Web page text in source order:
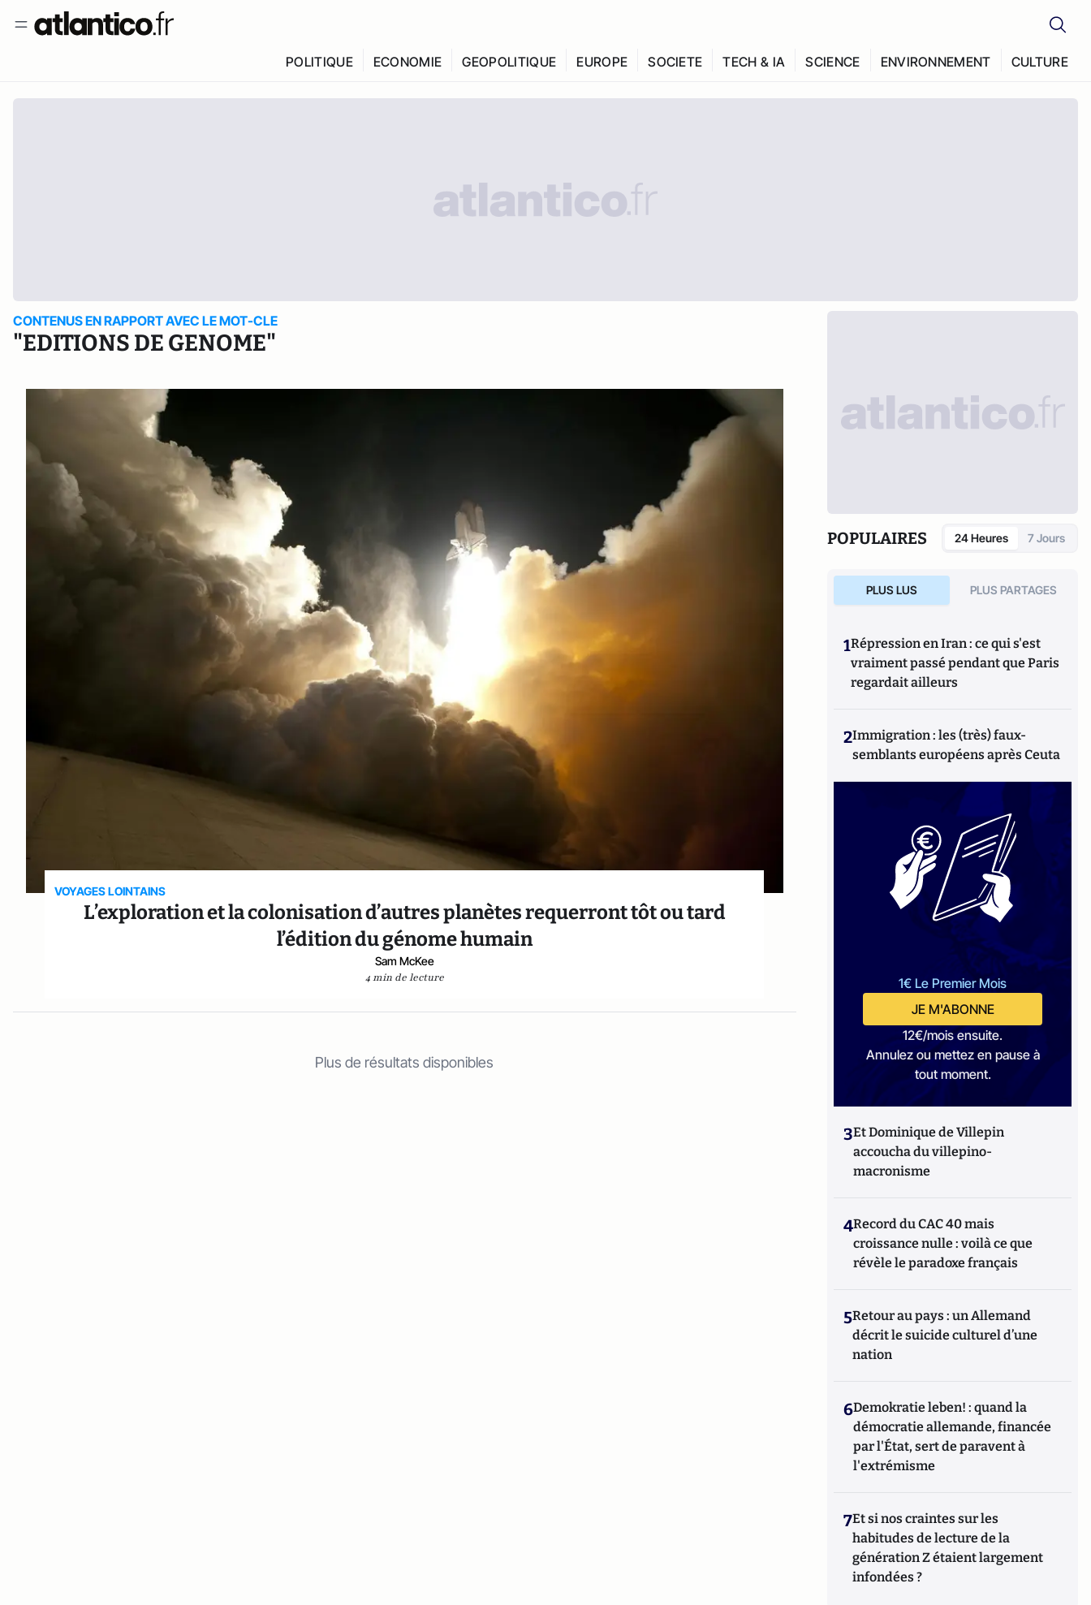
POLITIQUE ECONOMIE GEOPOLITIQUE EUROPE SOCIETE TECH & IA SCIENCE ENVIRONNEMENT CULTURE
CONTENUS EN RAPPORT AVEC LE MOT-CLE
"EDITIONS DE GENOME"
VOYAGES LOINTAINS
L’exploration et la colonisation d’autres planètes requerront tôt ou tard
l’édition du génome humain
Sam McKee
4 min de lecture
Plus de résultats disponibles
POPULAIRES 24 Heures 7 Jours
PLUS LUS PLUS PARTAGES
1Répression en Iran : ce qui s'est
vraiment passé pendant que Paris
regardait ailleurs
2Immigration : les (très) faux-
semblants européens après Ceuta
1€ Le Premier Mois
JE M'ABONNE
12€/mois ensuite.
Annulez ou mettez en pause à
tout moment.
3Et Dominique de Villepin
accoucha du villepino-
macronisme
4Record du CAC 40 mais
croissance nulle : voilà ce que
révèle le paradoxe français
5Retour au pays : un Allemand
décrit le suicide culturel d’une
nation
6Demokratie leben! : quand la
démocratie allemande, financée
par l'État, sert de paravent à
l'extrémisme
7Et si nos craintes sur les
habitudes de lecture de la
génération Z étaient largement
infondées ?